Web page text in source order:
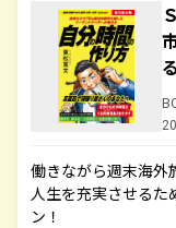
働きながら週末海外
人生を充実させるた
ン！